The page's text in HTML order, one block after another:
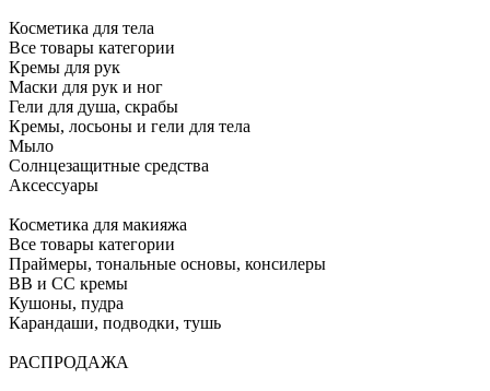
Косметика для тела
Все товары категории
Кремы для рук
Маски для рук и ног
Гели для душа, скрабы
Кремы, лосьоны и гели для тела
Мыло
Солнцезащитные средства
Аксессуары
Косметика для макияжа
Все товары категории
Праймеры, тональные основы, консилеры
BB и CC кремы
Кушоны, пудра
Карандаши, подводки, тушь
РАСПРОДАЖА